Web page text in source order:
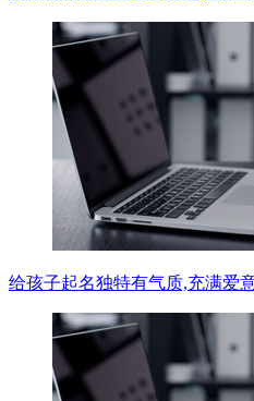
给孩子起名独特有气质,充满爱